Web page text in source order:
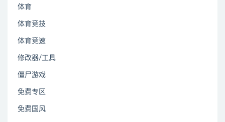
体育
体育竞技
体育竞速
修改器/工具
僵尸游戏
免费专区
免费国风